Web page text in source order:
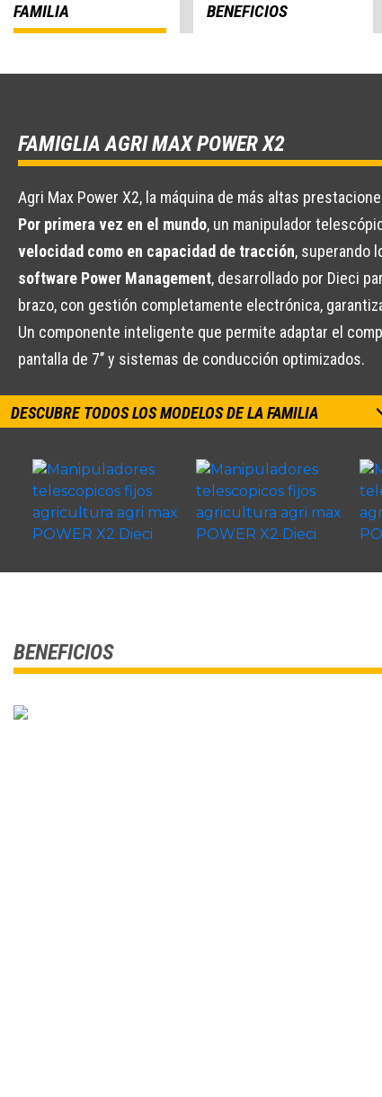
FAMILIA BENEFICIOS
FAMIGLIA AGRI MAX POWER X2
Agri Max Power X2, la máquina de más altas
Por primera vez en el mundo, un manipulador
velocidad como en capacidad de tracción, superando
software Power Management, desarrollado por Dieci
brazo, con gestión completamente electrónica,
Un componente inteligente que permite adaptar el
pantalla de 7’’ y sistemas de conducción optimizados.
DESCUBRE TODOS LOS MODELOS DE LA FAMILIA
BENEFICIOS